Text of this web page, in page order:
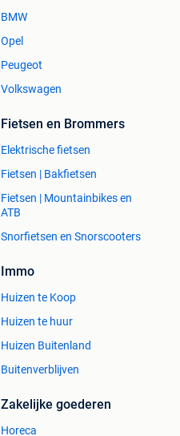
BMW
Opel
Peugeot
Volkswagen
Fietsen en Brommers
Elektrische fietsen
Fietsen | Bakfietsen
Fietsen | Mountainbikes en
ATB
Snorfietsen en Snorscooters
Immo
Huizen te Koop
Huizen te huur
Huizen Buitenland
Buitenverblijven
Zakelijke goederen
Horeca